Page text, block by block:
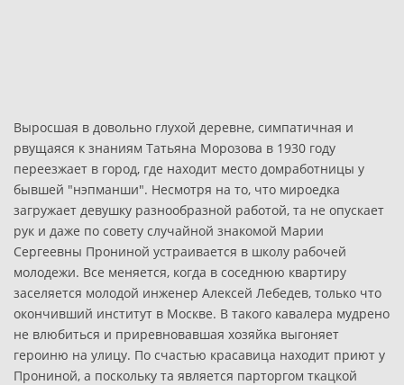
Выросшая в довольно глухой деревне, симпатичная и
рвущаяся к знаниям Татьяна Морозова в 1930 году
переезжает в город, где находит место домработницы у
бывшей "нэпманши". Несмотря на то, что мироедка
загружает девушку разнообразной работой, та не опускает
рук и даже по совету случайной знакомой Марии
Сергеевны Прониной устраивается в школу рабочей
молодежи. Все меняется, когда в соседнюю квартиру
заселяется молодой инженер Алексей Лебедев, только что
окончивший институт в Москве. В такого кавалера мудрено
не влюбиться и приревновавшая хозяйка выгоняет
героиню на улицу. По счастью красавица находит приют у
Прониной, а поскольку та является парторгом ткацкой